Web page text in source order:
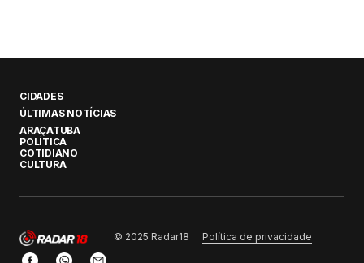
CIDADES
ÚLTIMAS NOTÍCIAS
ARAÇATUBA
POLÍTICA
COTIDIANO
CULTURA
© 2025 Radar18 Política de privacidade